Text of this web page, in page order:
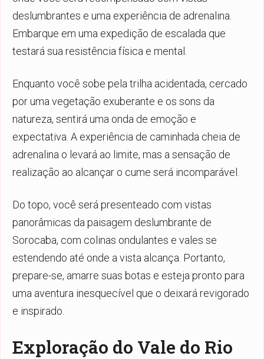
deslumbrantes e uma experiência de adrenalina.
Embarque em uma expedição de escalada que
testará sua resistência física e mental.
Enquanto você sobe pela trilha acidentada, cercado
por uma vegetação exuberante e os sons da
natureza, sentirá uma onda de emoção e
expectativa. A experiência de caminhada cheia de
adrenalina o levará ao limite, mas a sensação de
realização ao alcançar o cume será incomparável.
Do topo, você será presenteado com vistas
panorâmicas da paisagem deslumbrante de
Sorocaba, com colinas ondulantes e vales se
estendendo até onde a vista alcança. Portanto,
prepare-se, amarre suas botas e esteja pronto para
uma aventura inesquecível que o deixará revigorado
e inspirado.
Exploração do Vale do Rio